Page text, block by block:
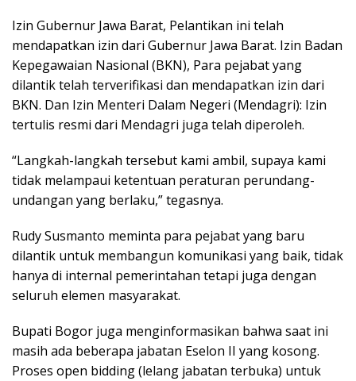
Izin Gubernur Jawa Barat, Pelantikan ini telah
mendapatkan izin dari Gubernur Jawa Barat. Izin Badan
Kepegawaian Nasional (BKN), Para pejabat yang
dilantik telah terverifikasi dan mendapatkan izin dari
BKN. Dan Izin Menteri Dalam Negeri (Mendagri): Izin
tertulis resmi dari Mendagri juga telah diperoleh.
“Langkah-langkah tersebut kami ambil, supaya kami
tidak melampaui ketentuan peraturan perundang-
undangan yang berlaku,” tegasnya.
Rudy Susmanto meminta para pejabat yang baru
dilantik untuk membangun komunikasi yang baik, tidak
hanya di internal pemerintahan tetapi juga dengan
seluruh elemen masyarakat.
Bupati Bogor juga menginformasikan bahwa saat ini
masih ada beberapa jabatan Eselon II yang kosong.
Proses open bidding (lelang jabatan terbuka) untuk